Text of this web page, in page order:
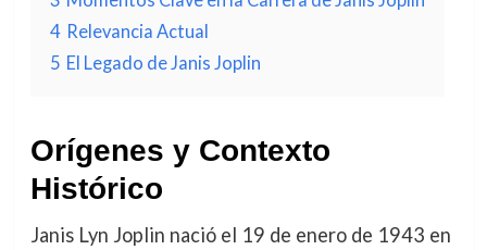
4 Relevancia Actual
5 El Legado de Janis Joplin
Orígenes y Contexto
Histórico
Janis Lyn Joplin nació el 19 de enero de 1943 en